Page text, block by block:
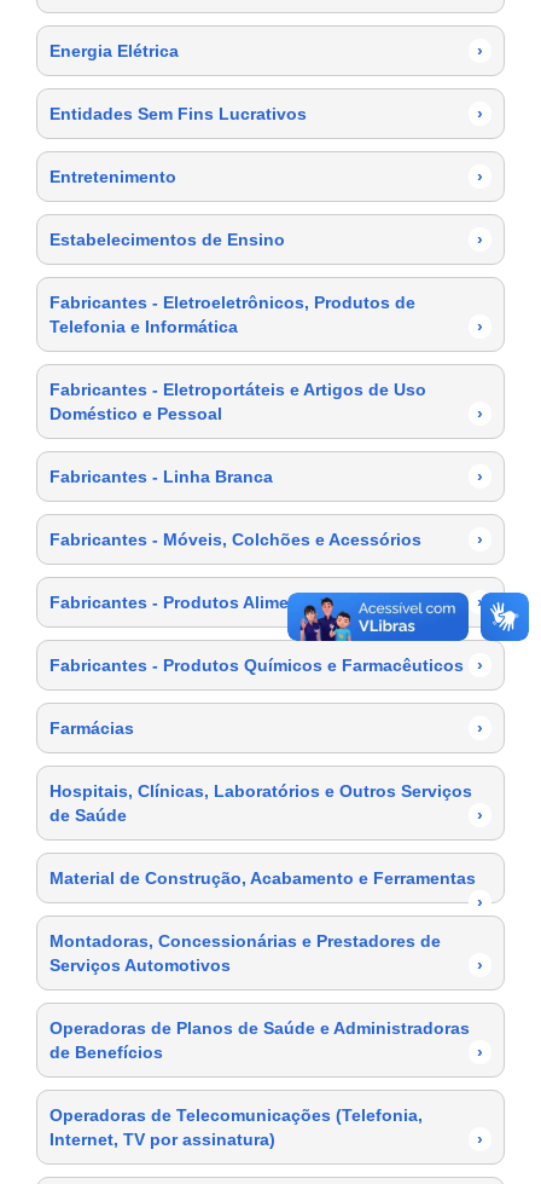
Energia Elétrica ›
Entidades Sem Fins Lucrativos ›
Entretenimento ›
Estabelecimentos de Ensino ›
Fabricantes - Eletroeletrônicos, Produtos de
Telefonia e Informática
›
Fabricantes - Eletroportáteis e Artigos de Uso
Doméstico e Pessoal
›
Fabricantes - Linha Branca ›
Fabricantes - Móveis, Colchões e Acessórios ›
Fabricantes - Produtos Alimentícios ›
Fabricantes - Produtos Químicos e Farmacêuticos ›
Farmácias ›
Hospitais, Clínicas, Laboratórios e Outros Serviços
de Saúde
›
Material de Construção, Acabamento e Ferramentas
›
Montadoras, Concessionárias e Prestadores de
Serviços Automotivos
›
Operadoras de Planos de Saúde e Administradoras
de Benefícios
›
Operadoras de Telecomunicações (Telefonia,
Internet, TV por assinatura)
›